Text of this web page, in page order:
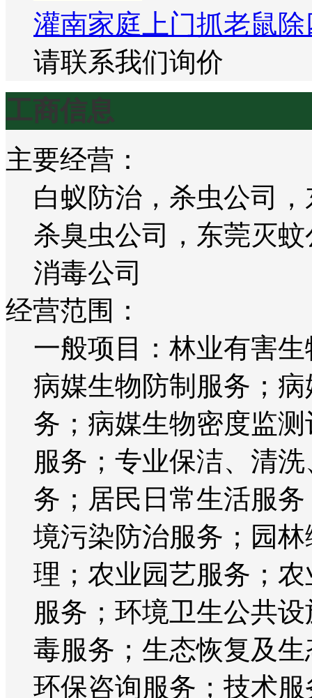
灌南家庭上门抓老鼠
请联系我们询价
工商信息
主要经营：
白蚁防治，杀虫公司
杀臭虫公司，东莞灭
消毒公司
经营范围：
一般项目：林业有害
病媒生物防制服务；
务；病媒生物密度监
服务；专业保洁、清
务；居民日常生活服
境污染防治服务；园
理；农业园艺服务；
服务；环境卫生公共
毒服务；生态恢复及
环保咨询服务；技术